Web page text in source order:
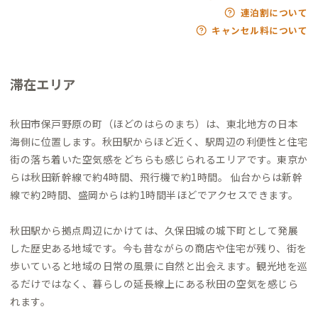
連泊割について
キャンセル料について
滞在エリア
秋田市保戸野原の町（ほどのはらのまち）は、東北地方の日本
海側に位置します。秋田駅からほど近く、駅周辺の利便性と住宅
街の落ち着いた空気感をどちらも感じられるエリアです。東京か
らは秋田新幹線で約4時間、飛行機で約1時間。 仙台からは新幹
線で約2時間、盛岡からは約1時間半ほどでアクセスできます。
秋田駅から拠点周辺にかけては、久保田城の城下町として発展
した歴史ある地域です。今も昔ながらの商店や住宅が残り、街を
歩いていると地域の日常の風景に自然と出会えます。観光地を巡
るだけではなく、暮らしの延長線上にある秋田の空気を感じら
れます。